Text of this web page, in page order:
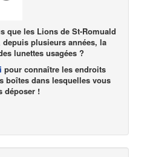
que les Lions de St-Romuald
depuis plusieurs années, la
lunettes usagées ?
pour connaître les endroits
boîtes dans lesquelles vous
déposer !